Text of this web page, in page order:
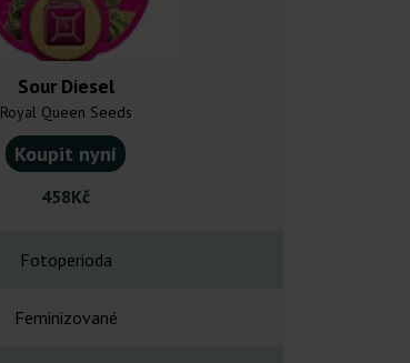
Sour Diesel
Royal Queen Seeds
Koupit nyní
458Kč
Fotoperioda
Feminizované